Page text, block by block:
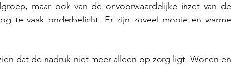
maar ook van de onvoorwaardelijke inzet van de
te vaak onderbelicht. Er zijn zoveel mooie en warme
dat de nadruk niet meer alleen op zorg ligt. Wonen en